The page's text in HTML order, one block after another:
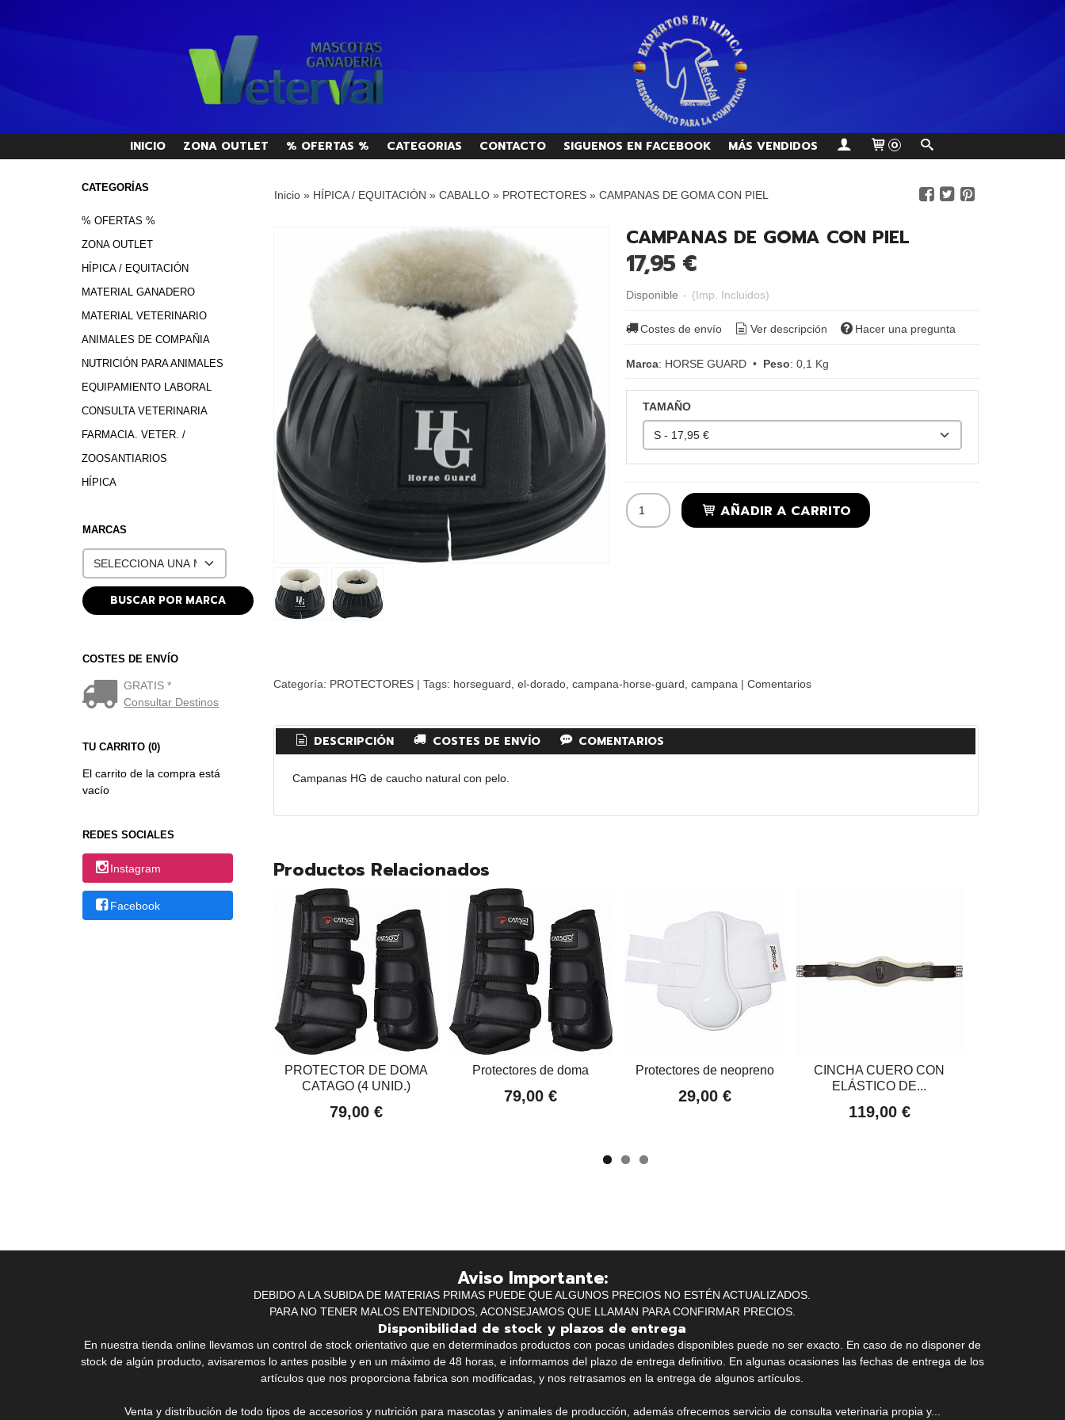
INICIO ZONA OUTLET % OFERTAS % CATEGORIAS CONTACTO SIGUENOS EN FACEBOOK MÁS VENDIDOS 0
CATEGORÍAS
% OFERTAS %
ZONA OUTLET
HÍPICA / EQUITACIÓN
MATERIAL GANADERO
MATERIAL VETERINARIO
ANIMALES DE COMPAÑIA
NUTRICIÓN PARA ANIMALES
EQUIPAMIENTO LABORAL
CONSULTA VETERINARIA
FARMACIA. VETER. /
ZOOSANTIARIOS
HÍPICA
MARCAS
COSTES DE ENVÍO
GRATIS *
Consultar Destinos
TU CARRITO (0)
El carrito de la compra está
vacío
REDES SOCIALES
Instagram
Facebook
Inicio» HÍPICA / EQUITACIÓN » CABALLO» PROTECTORES » CAMPANAS DE GOMA CON PIEL
CAMPANAS DE GOMA CON PIEL
17,95 €
Disponible - (Imp. Incluidos)
Costes de envío Ver descripción Hacer una pregunta
Marca: HORSE GUARD• Peso: 0,1 Kg
TAMAÑO
AÑADIR A CARRITO
Categoría: PROTECTORES | Tags: horseguard el-dorado campana-horse-guard campana | Comentarios
DESCRIPCIÓN COSTES DE ENVÍO COMENTARIOS
Campanas HG de caucho natural con pelo.
Productos Relacionados
PROTECTOR DE DOMA
CATAGO (4 UNID.)
79,00 €
Protectores de doma
79,00 €
Protectores de neopreno
29,00 €
CINCHA CUERO CON
ELÁSTICO DE...
119,00 €
Aviso Importante:
DEBIDO A LA SUBIDA DE MATERIAS PRIMAS PUEDE QUE ALGUNOS PRECIOS NO ESTÉN ACTUALIZADOS.
PARA NO TENER MALOS ENTENDIDOS, ACONSEJAMOS QUE LLAMAN PARA CONFIRMAR PRECIOS.
Disponibilidad de stock y plazos de entrega
En nuestra tienda online llevamos un control de stock orientativo que en determinados productos con pocas unidades disponibles puede no ser exacto. En caso de no disponer de
stock de algún producto, avisaremos lo antes posible y en un máximo de 48 horas, e informamos del plazo de entrega definitivo. En algunas ocasiones las fechas de entrega de los
artículos que nos proporciona fabrica son modificadas, y nos retrasamos en la entrega de algunos artículos.
Venta y distribución de todo tipos de accesorios y nutrición para mascotas y animales de producción, además ofrecemos servicio de consulta veterinaria propia y...